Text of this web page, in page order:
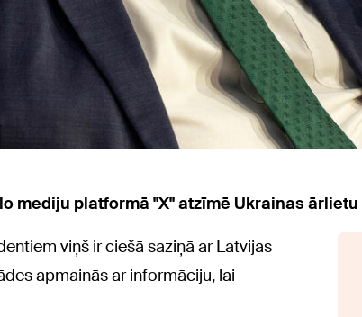
mediju platformā "X" atzīmē Ukrainas
viņš ir ciešā saziņā ar Latvijas
apmainās ar informāciju, lai